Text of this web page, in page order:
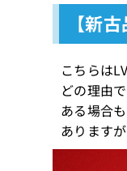
【新
こちらは
どの理由
ある場合
あります